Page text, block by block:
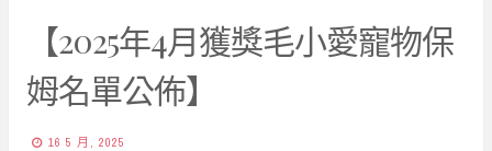
【2025年4月獲獎毛小愛寵物保
姆名單公佈】
16 5 月, 2025